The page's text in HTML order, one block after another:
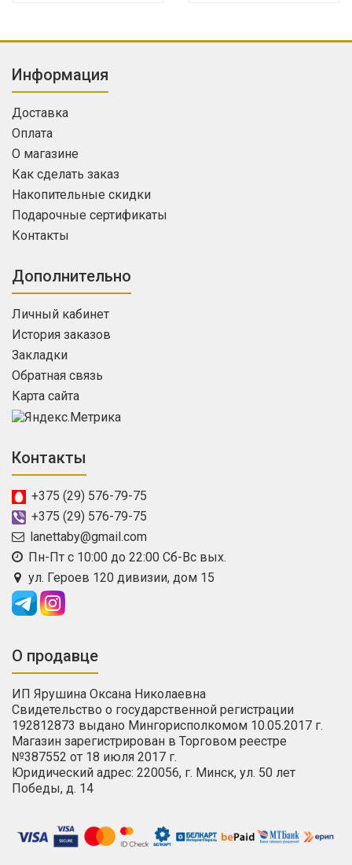
Информация
Доставка
Оплата
О магазине
Как сделать заказ
Накопительные скидки
Подарочные сертификаты
Контакты
Дополнительно
Личный кабинет
История заказов
Закладки
Обратная связь
Карта сайта
Контакты
+375 (29) 576-79-75
+375 (29) 576-79-75
lanettaby@gmail.com
Пн-Пт с 10:00 до 22:00 Сб-Вс вых.
ул. Героев 120 дивизии, дом 15
О продавце
ИП Ярушина Оксана Николаевна
Свидетельство о государственной регистрации
192812873 выдано Мингорисполкомом 10.05.2017 г.
Магазин зарегистрирован в Торговом реестре
№387552 от 18 июля 2017 г.
Юридический адрес: 220056, г. Минск, ул. 50 лет
Победы, д. 14